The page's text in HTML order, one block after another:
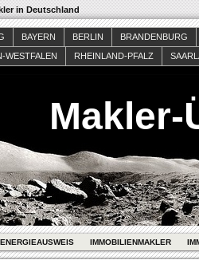
in Deutschland
BAYERN BERLIN
BRANDENBURG
WESTFALEN RHEINLAND-PFALZ
Makler-
ENERGIEAUSWEIS IMMOBILIENMAKLER